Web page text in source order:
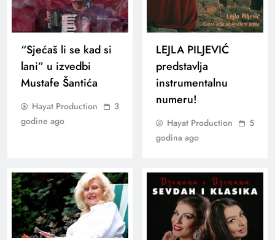
“Sjećaš li se kad si
lani” u izvedbi
Mustafe Šantića
Hayat Production
3
godine ago
LEJLA PILJEVIĆ
predstavlja
instrumentalnu
numeru!
Hayat Production
5
godina ago